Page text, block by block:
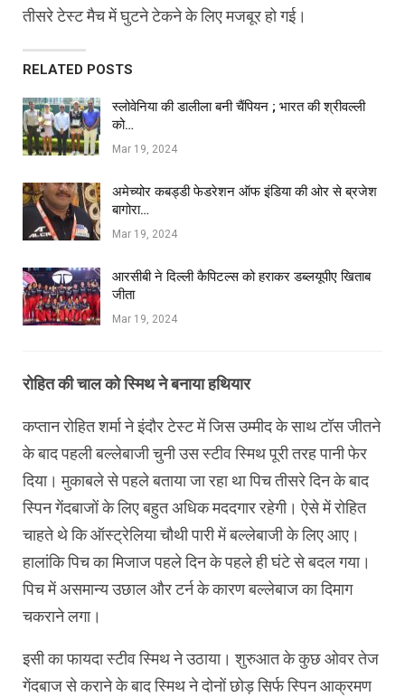
तीसरे टेस्ट मैच में घुटने टेकने के लिए मजबूर हो गई।
RELATED POSTS
स्लोवेनिया की डालीला बनी चैंपियन ; भारत की श्रीवल्ली
को…
Mar 19, 2024
अमेच्योर कबड्डी फेडरेशन ऑफ इंडिया की ओर से ब्रजेश
बागोरा…
Mar 19, 2024
आरसीबी ने दिल्ली कैपिटल्स को हराकर डब्लयूपीए खिताब
जीता
Mar 19, 2024
रोहित की चाल को स्मिथ ने बनाया हथियार
कप्तान रोहित शर्मा ने इंदौर टेस्ट में जिस उम्मीद के साथ टॉस जीतने
के बाद पहली बल्लेबाजी चुनी उस स्टीव स्मिथ पूरी तरह पानी फेर
दिया। मुकाबले से पहले बताया जा रहा था पिच तीसरे दिन के बाद
स्पिन गेंदबाजों के लिए बहुत अधिक मददगार रहेगी। ऐसे में रोहित
चाहते थे कि ऑस्ट्रेलिया चौथी पारी में बल्लेबाजी के लिए आए।
हालांकि पिच का मिजाज पहले दिन के पहले ही घंटे से बदल गया।
पिच में असमान्य उछाल और टर्न के कारण बल्लेबाज का दिमाग
चकराने लगा।
इसी का फायदा स्टीव स्मिथ ने उठाया। शुरुआत के कुछ ओवर तेज
गेंदबाज से कराने के बाद स्मिथ ने दोनों छोड़ सिर्फ स्पिन आक्रमण